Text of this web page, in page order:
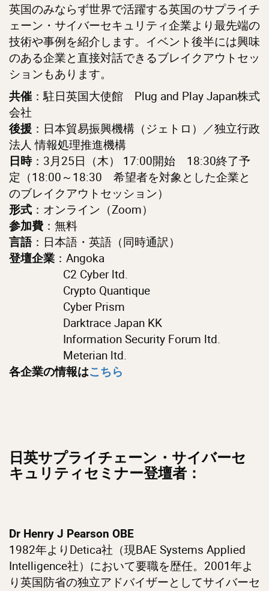
英国のみならず世界で活躍する英国のサプライチ
ェーン・サイバーセキュリティ企業より最先端の
技術や事例を紹介します。イベント後半には興味
のある企業と直接対話できるブレイクアウトセッ
ションもあります。
共催 ：駐日英国大使館 Plug and Play Japan株式
会社
後援 ：日本貿易振興機構（ジェトロ）／独立行政
法人 情報処理推進機構
日時：3月25日（木） 17:00開始 18:30終了予
定（18:00～18:30 希望者を対象とした企業と
のブレイクアウトセッション）
形式 ：オンライン（Zoom）
参加費 ：無料
言語：日本語・英語（同時通訳）
登壇企業 ：Angoka
C2 Cyber ltd.
Crypto Quantique
Cyber Prism
Darktrace Japan KK
Information Security Forum ltd.
Meterian ltd.
各企業の情報はこちら
日英サプライチェーン・サイバーセ
キュリティセミナー登壇者 ：
Dr Henry J Pearson OBE
1982年よりDetica社（現BAE Systems Applied
Intelligence社）において要職を歴任。2001年よ
り英国防省の独立アドバイザーとしてサイバーセ